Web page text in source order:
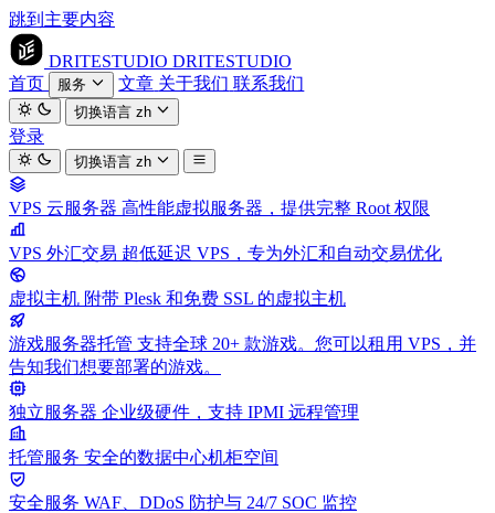
跳到主要内容
DRITESTUDIO DRITESTUDIO
首页
服务 文章 关于我们 联系我们
切换语言zh
登录
切换语言zh
VPS 云服务器 高性能虚拟服务器，提供完整 Root 权限
VPS 外汇交易 超低延迟 VPS，专为外汇和自动交易优化
虚拟主机 附带 Plesk 和免费 SSL 的虚拟主机
游戏服务器托管 支持全球 20+ 款游戏。您可以租用 VPS，并
告知我们想要部署的游戏。
独立服务器 企业级硬件，支持 IPMI 远程管理
托管服务 安全的数据中心机柜空间
安全服务 WAF、DDoS 防护与 24/7 SOC 监控